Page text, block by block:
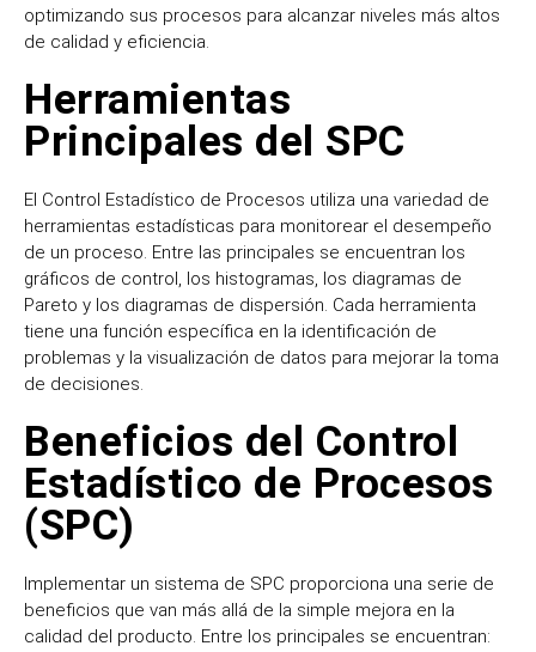
optimizando sus procesos para alcanzar niveles más altos
de calidad y eficiencia.
Herramientas
Principales del SPC
El Control Estadístico de Procesos utiliza una variedad de
herramientas estadísticas para monitorear el desempeño
de un proceso. Entre las principales se encuentran los
gráficos de control, los histogramas, los diagramas de
Pareto y los diagramas de dispersión. Cada herramienta
tiene una función específica en la identificación de
problemas y la visualización de datos para mejorar la toma
de decisiones.
Beneficios del Control
Estadístico de Procesos
(SPC)
Implementar un sistema de SPC proporciona una serie de
beneficios que van más allá de la simple mejora en la
calidad del producto. Entre los principales se encuentran: